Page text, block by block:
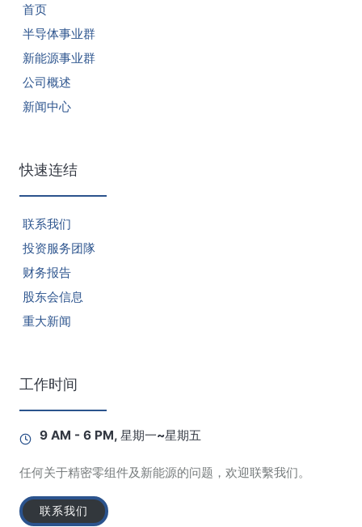
首页
半导体事业群
新能源事业群
公司概述
新闻中心
快速连结
联系我们
投资服务团隊
财务报告
股东会信息
重大新闻
工作时间
9 AM - 6 PM, 星期一~星期五
任何关于精密零组件及新能源的问题，欢迎联繫我们。
联系我们